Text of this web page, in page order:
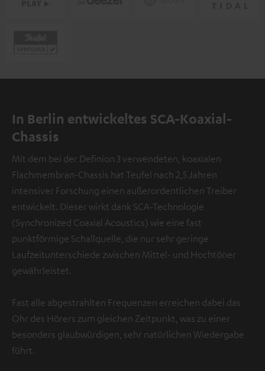
In Berlin entwickeltes SCA-Koaxial-
Chassis
Mit dem bei der Definion 3 verwendeten, koaxialen
Flachmembran-Chassis hat Teufel nach 2,5 Jahren
intensiver Forschung einen außerordentlichen Treiber
entwickelt. Dieser wirkt dank SCA-Technologie
(Synchronized Coaxial Acoustics) wie eine fast
punktförmige Schallquelle, die nur sehr geringe
Laufzeitunterschiede zwischen Mittel- und Hochtöner
gewährleistet.
Fast alle abgestrahlten Frequenzen erreichen dabei das
Ohr des Hörers zum gleichen Zeitpunkt, was zu einer
besonders glaubwürdigen, sehr natürlichen Wiedergabe
führt.